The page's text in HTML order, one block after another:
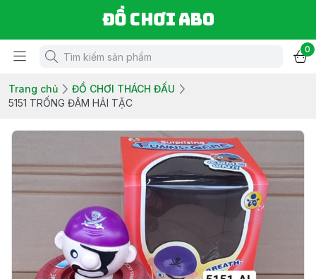
Đồ chơi ABO
0
Trang chủ
ĐỒ CHƠI THÁCH ĐẤU
5151 TRỐNG ĐÂM HẢI TẶC